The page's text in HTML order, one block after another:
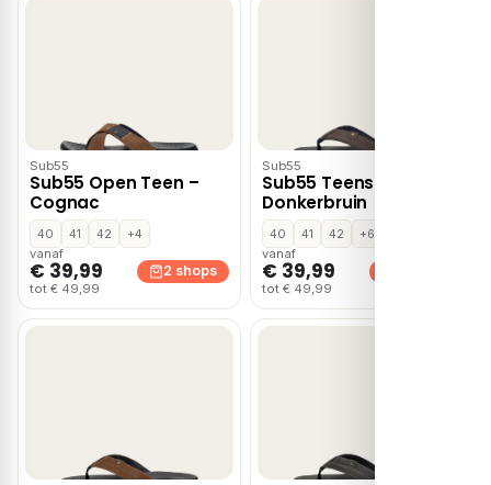
Sub55
Sub55 Open Teen –
Cognac
40 41 42
+4
vanaf
€ 39,99
tot € 49,99
2 shops
Sub55
Sub55 Teenslippers –
Donkerbruin
40 41 42
+6
vanaf
€ 39,99
tot € 49,99